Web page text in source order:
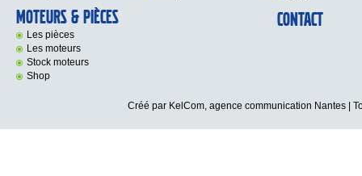
Moteurs & Pièces
Les pièces
Les moteurs
Stock moteurs
Shop
Contact
Créé par KelCom, agence communication Nantes |